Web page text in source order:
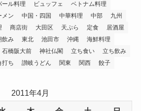
ール料理 ビュッフェ
ベトナム料理
メン 中国・四国 中華料理 中部
九州
商店街 大田区 天ぷら 定食
居酒屋
飲み 東北 池田市 沖縄
海鮮料理
石橋阪大前 神社仏閣 立ち食い
立ち飲み
打ち 讃岐うどん 関東 関西 餃子
2011年4月